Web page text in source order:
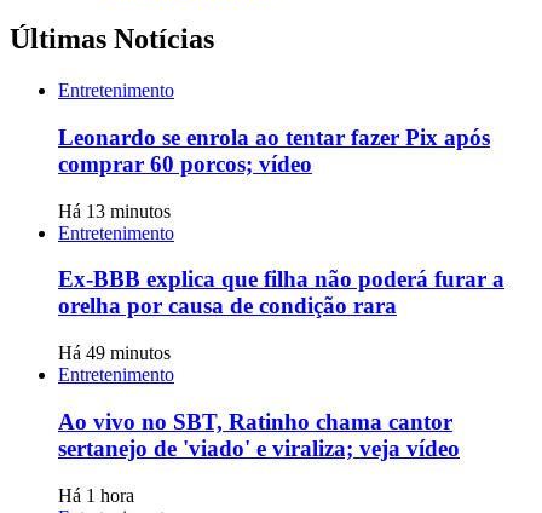
Últimas Notícias
Entretenimento
Leonardo se enrola ao tentar fazer Pix após
comprar 60 porcos; vídeo
Há 13 minutos
Entretenimento
Ex-BBB explica que filha não poderá furar a
orelha por causa de condição rara
Há 49 minutos
Entretenimento
Ao vivo no SBT, Ratinho chama cantor
sertanejo de 'viado' e viraliza; veja vídeo
Há 1 hora